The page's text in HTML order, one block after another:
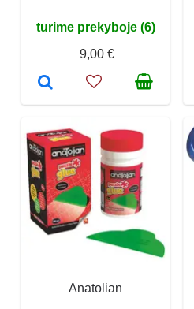
turime prekyboje (6)
9,00 €
Anatolian